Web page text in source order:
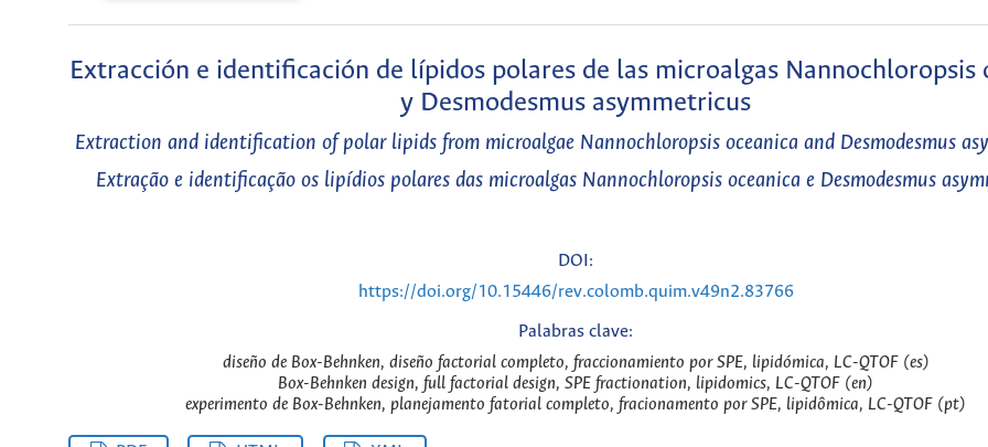
Extracción e identificación de lípidos polares de las microalgas Nannochloropsis
y Desmodesmus asymmetricus
Extraction and identification of polar lipids from microalgae Nannochloropsis oceanica and Desmodesmus
Extração e identificação os lipídios polares das microalgas Nannochloropsis oceanica e Desmodesmus
DOI:
https://doi.org/10.15446/rev.colomb.quim.v49n2.83766
Palabras clave:
diseño de Box-Behnken, diseño factorial completo, fraccionamiento por SPE, lipidómica, LC-QTOF (es)
Box-Behnken design, full factorial design, SPE fractionation, lipidomics, LC-QTOF (en)
experimento de Box-Behnken, planejamento fatorial completo, fracionamento por SPE, lipidômica, LC-QTOF (pt)